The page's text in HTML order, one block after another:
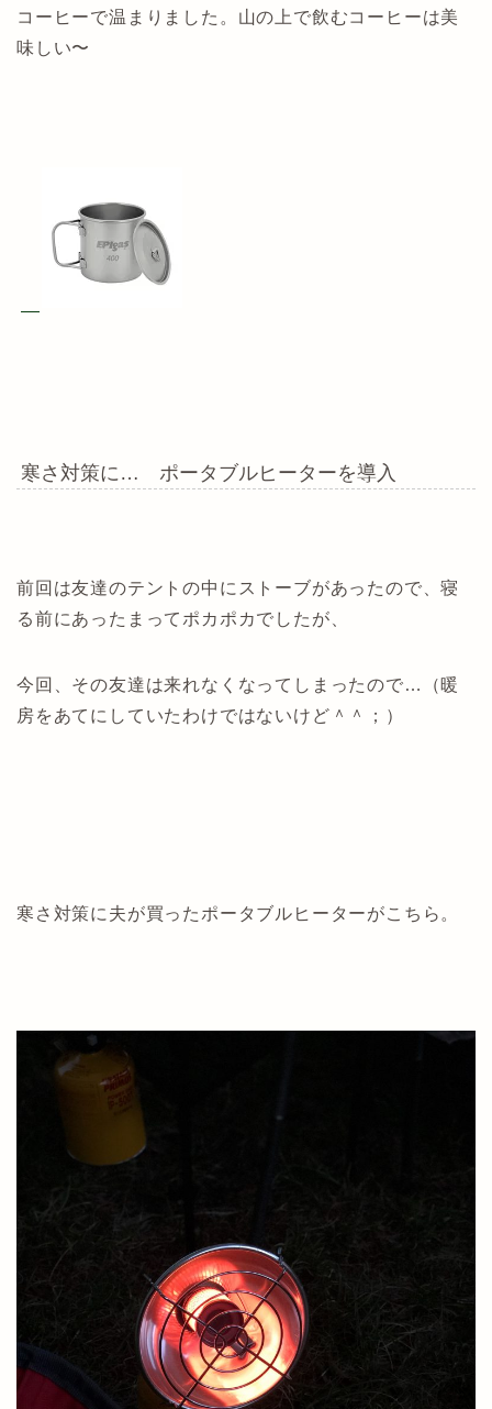
コーヒーで温まりました。山の上で飲むコーヒーは美
味しい〜
寒さ対策に… ポータブルヒーターを導入
前回は友達のテントの中にストーブがあったので、寝
る前にあったまってポカポカでしたが、
今回、その友達は来れなくなってしまったので…（暖
房をあてにしていたわけではないけど＾＾；）
寒さ対策に夫が買ったポータブルヒーターがこちら。